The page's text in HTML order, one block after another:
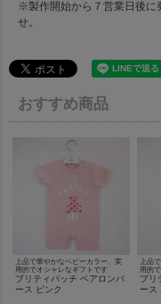
※製作開始から７営業日後に
せ。
おすすめ商品
上品で華やかなベビーカラー。実
用的でオシャレなギフトです
プリティパッチ ベアロンパ
ース ピンク
上品
用的
プリ
ース